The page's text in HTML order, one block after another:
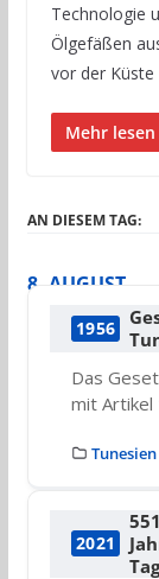
Technologie
Ölgefäßen
vor der Küste
Mehr lesen
AN DIESEM TAG:
8. AUGUST
1956
Das
mit Artikel
Tunesien
2021